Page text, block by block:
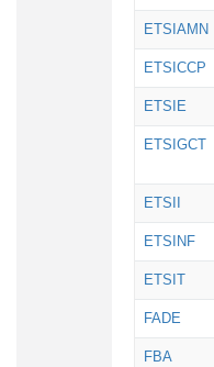
ETSIAMN
ETSICCP
ETSIE
ETSIGCT
ETSII
ETSINF
ETSIT
FADE
FBA